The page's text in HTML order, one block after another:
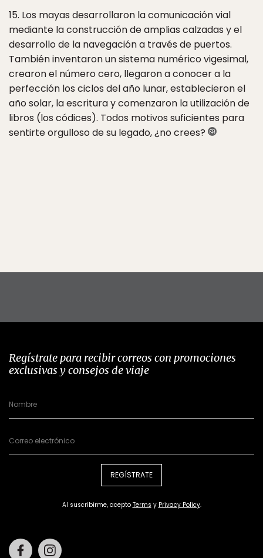
15. Los mayas desarrollaron la comunicación vial
mediante la construcción de amplias calzadas y el
desarrollo de la navegación a través de puertos.
También inventaron un sistema numérico vigesimal,
crearon el número cero, llegaron a conocer a la
perfección los ciclos del año lunar, establecieron el
año solar, la escritura y comenzaron la utilización de
libros (los códices). Todos motivos suficientes para
sentirte orgulloso de su legado, ¿no crees?
Regístrate para recibir correos con promociones
exclusivas y consejos de viaje
REGÍSTRATE
Al suscribirme, acepto Terms y Privacy Policy.
Facebook